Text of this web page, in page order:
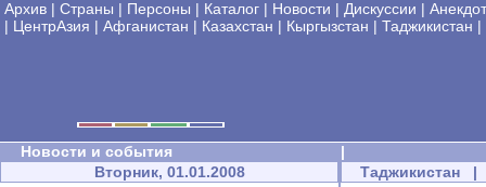
Архив | Страны | Персоны | Каталог | Новости | Дискуссии |
| ЦентрАзия | Афганистан | Казахстан | Кыргызстан | Таджикистан |
Новости и события
|
Вторник, 01.01.2008
Таджикистан |